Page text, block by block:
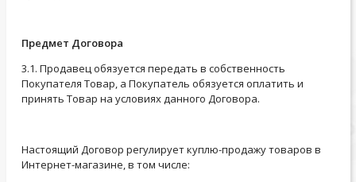
Предмет Договора
3.1. Продавец обязуется передать в собственность
Покупателя Товар, а Покупатель обязуется оплатить и
принять Товар на условиях данного Договора.
Настоящий Договор регулирует куплю-продажу товаров в
Интернет-магазине, в том числе: